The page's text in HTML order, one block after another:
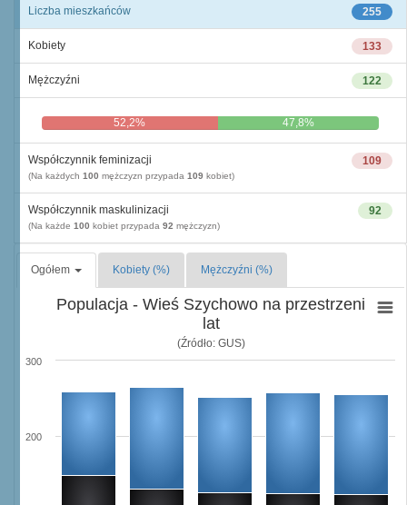
255
Liczba mieszkańców
133
Kobiety
122
Mężczyźni
52,2% 47,8%
109
Współczynnik feminizacji
(Na każdych 100 mężczyzn przypada 109 kobiet)
92
Współczynnik maskulinizacji
(Na każde 100 kobiet przypada 92 mężczyzn)
Ogółem Kobiety (%) Mężczyźni (%)
Populacja - Wieś Szychowo na przestrzeni
lat
(Źródło: GUS)
200
300